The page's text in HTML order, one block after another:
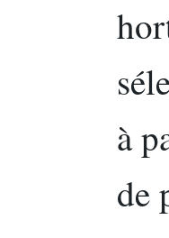
à
de